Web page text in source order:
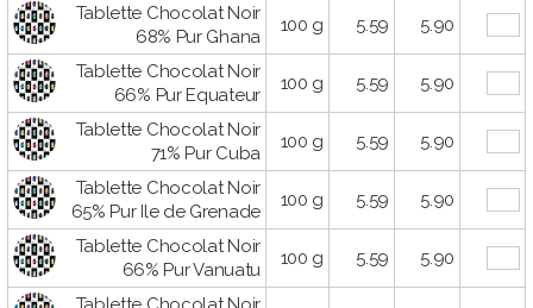
Tablette Chocolat Noir
68% Pur Ghana
100 g 5.59 5.90
Tablette Chocolat Noir
66% Pur Equateur
100 g 5.59 5.90
Tablette Chocolat Noir
71% Pur Cuba
100 g 5.59 5.90
Tablette Chocolat Noir
65% Pur Ile de Grenade
100 g 5.59 5.90
Tablette Chocolat Noir
66% Pur Vanuatu
100 g 5.59 5.90